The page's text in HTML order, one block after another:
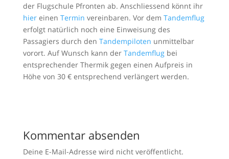
der Flugschule Pfronten ab. Anschliessend könnt ihr
hiereinen Termin vereinbaren. Vor dem Tandemflug
erfolgt natürlich noch eine Einweisung des
Passagiers durch den Tandempiloten unmittelbar
vorort. Auf Wunsch kann der Tandemflugbei
entsprechender Thermik gegen einen Aufpreis in
Höhe von 30 € entsprechend verlängert werden.
Kommentar absenden
Deine E-Mail-Adresse wird nicht veröffentlicht.